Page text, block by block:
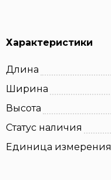
Характеристики
Длина
Ширина
Высота
Статус наличия
Единица измерения